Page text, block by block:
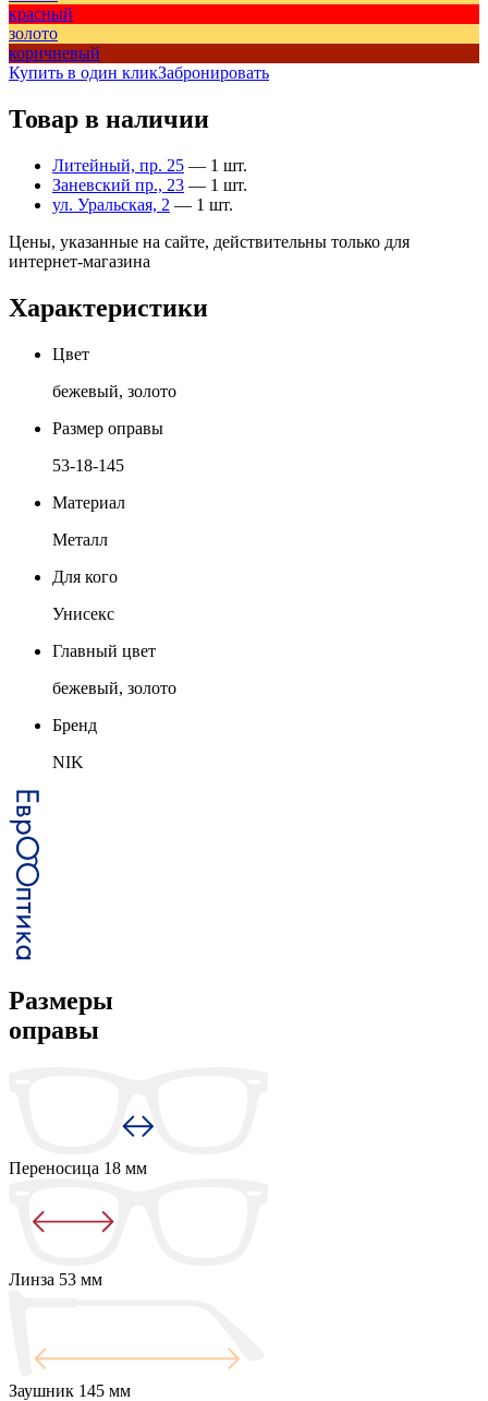
красный
золото
коричневый
Купить в один кликЗабронировать
Товар в наличии
Литейный, пр. 25 — 1 шт.
Заневский пр., 23 — 1 шт.
ул. Уральская, 2 — 1 шт.
Цены, указанные на сайте, действительны только для
интернет-магазина
Характеристики
Цвет
бежевый, золото
Размер оправы
53-18-145
Материал
Металл
Для кого
Унисекс
Главный цвет
бежевый, золото
Бренд
NIK
Размеры
оправы
Переносица 18 мм
Линза 53 мм
Заушник 145 мм